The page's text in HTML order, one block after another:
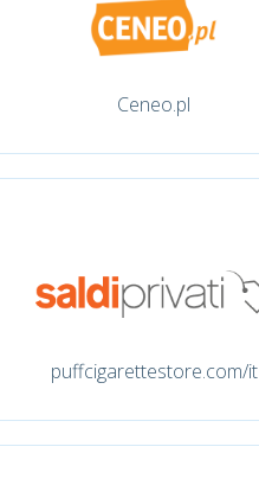
Ceneo.pl
puffcigarettestore.com/it